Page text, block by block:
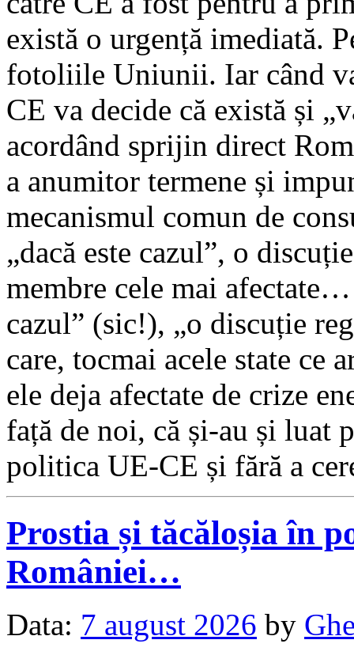
există o urgență imediată.
fotoliile Uniunii. Iar când
CE va decide că există și
acordând sprijin direct
a anumitor termene și
mecanismul comun de
„dacă este cazul”, o
membre cele mai afectate…
cazul” (sic!), „o discuție
care, tocmai acele state ce
ele deja afectate de crize
față de noi, că și-au și
politica UE-CE și fără a
Prostia și tăcăloșia în
României…
Data: 7 august 2026 by